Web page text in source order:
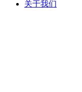
关于我们